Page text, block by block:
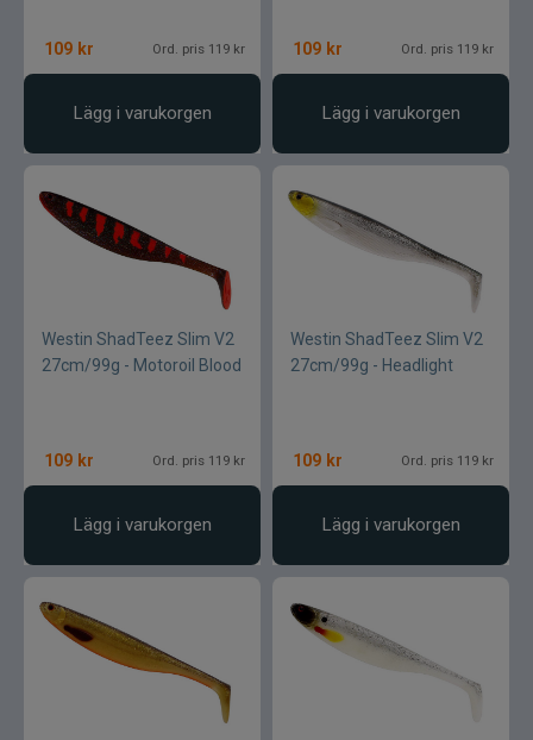
109 kr Ord. pris 119 kr
Lägg i varukorgen
109 kr Ord. pris 119 kr
Lägg i varukorgen
Westin ShadTeez Slim V2
27cm/99g - Motoroil Blood
109 kr Ord. pris 119 kr
Lägg i varukorgen
Westin ShadTeez Slim V2
27cm/99g - Headlight
109 kr Ord. pris 119 kr
Lägg i varukorgen